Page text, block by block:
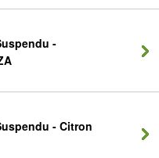
-
- Citron